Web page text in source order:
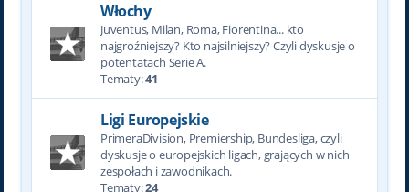
Włochy
Juventus, Milan, Roma, Fiorentina... kto
najgroźniejszy? Kto najsilniejszy? Czyli dyskusje o
potentatach Serie A.
Tematy:41
Ligi Europejskie
PrimeraDivision, Premiership, Bundesliga, czyli
dyskusje o europejskich ligach, grających w nich
zespołach i zawodnikach.
Tematy:24